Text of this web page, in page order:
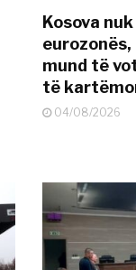
Kosova
mund të
të
04/08/2026